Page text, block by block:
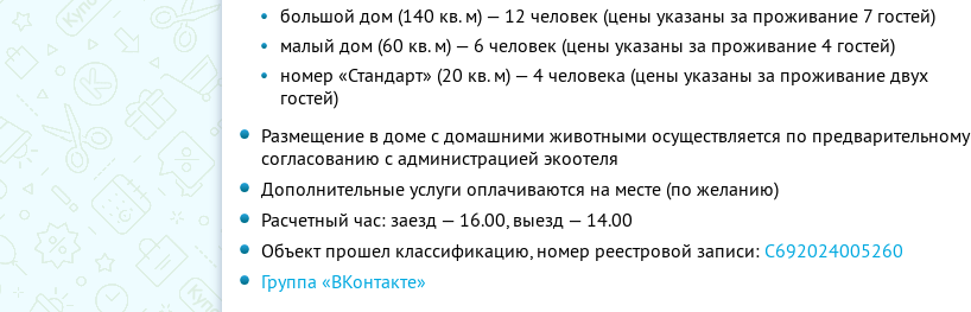
большой дом (140 кв. м) — 12 человек (цены указаны за проживание 7 гостей)
малый дом (60 кв. м) — 6 человек (цены указаны за проживание 4 гостей)
номер «Стандарт» (20 кв. м) — 4 человека (цены указаны за проживание двух
гостей)
Размещение в доме с домашними животными осуществляется по предварительному
согласованию с администрацией экоотеля
Дополнительные услуги оплачиваются на месте (по желанию)
Расчетный час: заезд — 16.00, выезд — 14.00
Объект прошел классификацию, номер реестровой записи: С692024005260
Группа «ВКонтакте»